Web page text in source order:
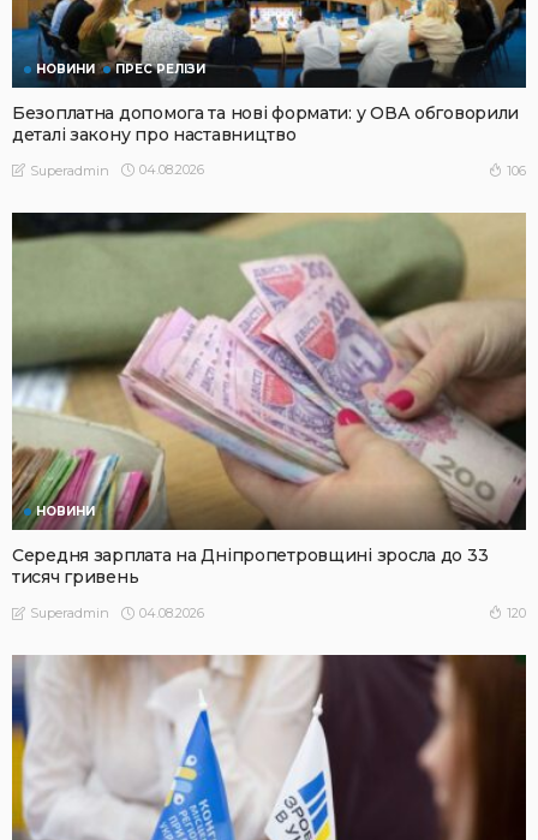
НОВИНИ ПРЕС РЕЛІЗИ
Безоплатна допомога та нові формати: у ОВА обговорили
деталі закону про наставництво
Superadmin 04.08.2026 106
НОВИНИ
Середня зарплата на Дніпропетровщині зросла до 33
тисяч гривень
Superadmin 04.08.2026 120